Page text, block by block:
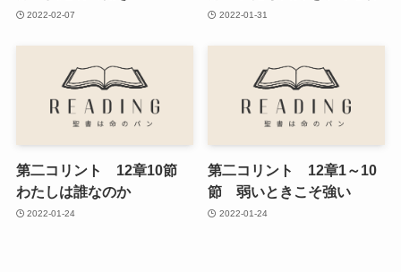
2022-02-07 2022-01-31
第二コリント 12章10節
わたしは誰なのか
2022-01-24
第二コリント 12章1～10
節 弱いときこそ強い
2022-01-24